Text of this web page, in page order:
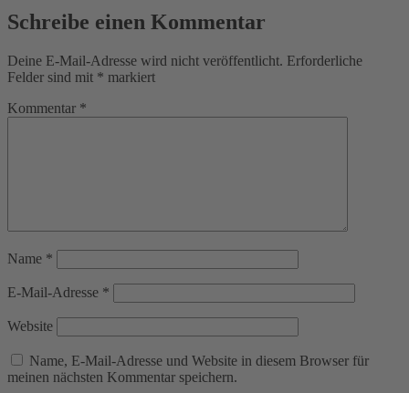
Schreibe einen Kommentar
Deine E-Mail-Adresse wird nicht veröffentlicht. Erforderliche
Felder sind mit * markiert
Kommentar *
Name *
E-Mail-Adresse *
Website
Name, E-Mail-Adresse und Website in diesem Browser für
meinen nächsten Kommentar speichern.